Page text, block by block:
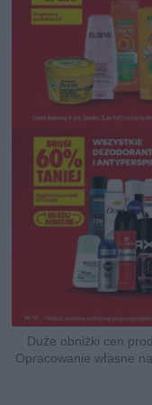
Duże obniżki cen
Opracowanie własne